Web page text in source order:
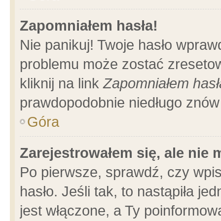
Zapomniałem hasła!
Nie panikuj! Twoje hasło
problemu może zostać
kliknij na linkZapomniałem
prawdopodobnie niedługo
Góra
Zarejestrowałem się, ale nie
Po pierwsze, sprawdź, czy
hasło. Jeśli tak, to nastąpiła
jest włączone, a Ty